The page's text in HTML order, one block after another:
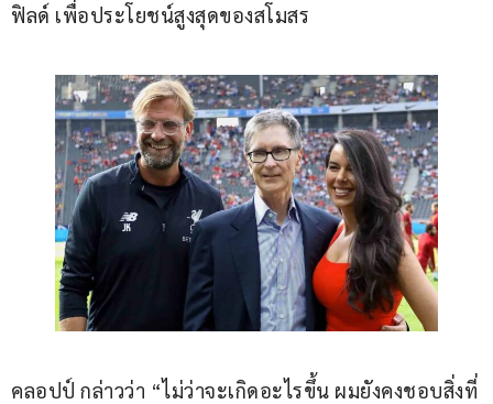
ฟิลด์ เพื่อประโยชน์สูงสุดของสโมสร
คลอปป์ กล่าวว่า “ไม่ว่าจะเกิดอะไรขึ้น ผมยังคงชอบสิ่งที่